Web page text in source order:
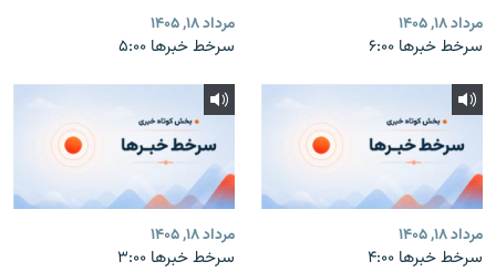
مرداد ۱۸, ۱۴۰۵
سرخط خبرها ۶:۰۰
مرداد ۱۸, ۱۴۰۵
سرخط خبرها ۵:۰۰
مرداد ۱۸, ۱۴۰۵
سرخط خبرها ۴:۰۰
مرداد ۱۸, ۱۴۰۵
سرخط خبرها ۳:۰۰